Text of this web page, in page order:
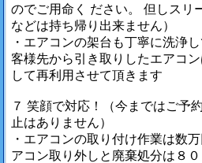
のでご用命く ださい。 但しスリ
などは持ち帰り出来ません）
・エアコンの架台も丁寧に洗浄
客様先から引き取りしたエアコ
して再利用させて頂きます
７ 笑顔で対応！（今まではご予
止はありません）
・エアコンの取り付け作業は数
アコン取り外しと廃棄処分は８